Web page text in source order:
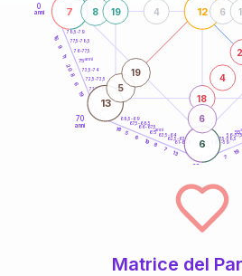
0
anni
60
70
anni
56-57,5
57,5-58,5
58,5-59
61-62,5
62,5-63,5
63,5-64
66-67,5
67,5-68,5
68,5-69
71-72,5
72,5-73,5
73,5-74
76-77,5
77,5-78,5
78,5-79
19
7
13
7
8
19
6
5
18
19
6
8
20
11
9
16
7
6
12
13 18
4
8
6
19 6
4
5
19
55
65anni
75anni
Matrice del